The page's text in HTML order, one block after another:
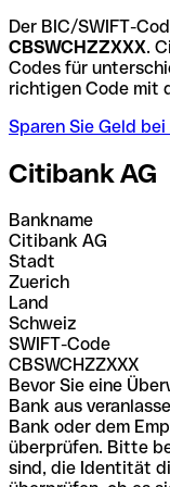
Der BIC/SWIFT-
CBSWCHZZXXX.
Codes für
richtigen Code mit
Sparen Sie Geld
Citibank AG
Bankname
Citibank AG
Stadt
Zuerich
Land
Schweiz
SWIFT-Code
CBSWCHZZXXX
Bevor Sie eine
Bank aus
Bank oder dem
überprüfen. Bitte
sind, die Identität